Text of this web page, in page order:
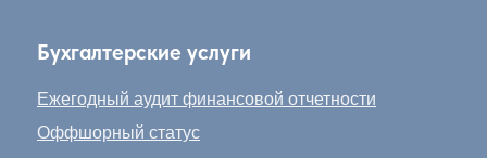
Бухгалтерские услуги
Ежегодный аудит финансовой отчетности
Оффшорный статус